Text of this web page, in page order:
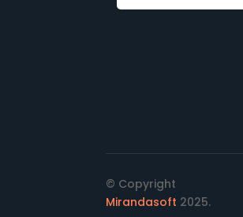
© Copyright
Mirandasoft 2025.